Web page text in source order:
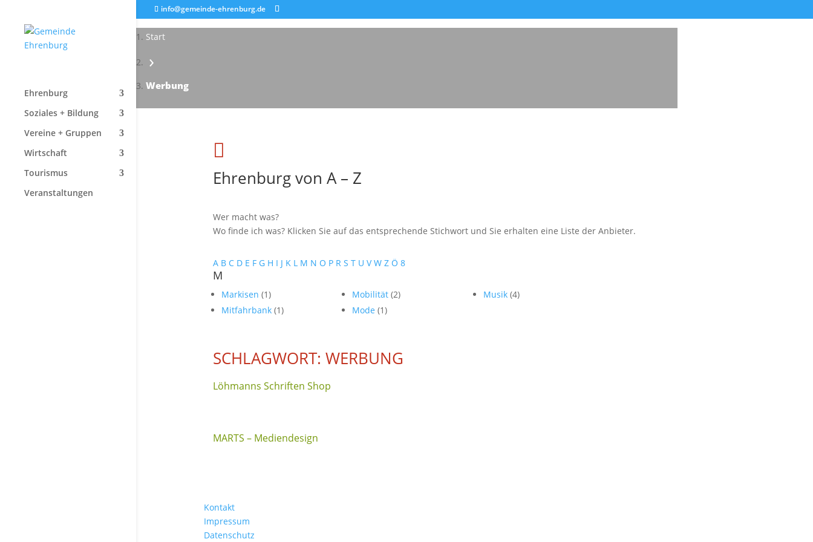
info@gemeinde-ehrenburg.de
Ehrenburg
Soziales + Bildung
Vereine + Gruppen
Wirtschaft
Tourismus
Veranstaltungen
Start
›
Werbung

Ehrenburg von A – Z
Wer macht was?
Wo finde ich was? Klicken Sie auf das entsprechende Stichwort und Sie erhalten eine Liste der Anbieter.
A B C D E F G H I J K L M N O P R S T U V W Z Ö 8
M
Markisen (1)
Mitfahrbank (1)
Mobilität(2)
Mode(1)
Musik (4)
SCHLAGWORT: WERBUNG
Löhmanns Schriften Shop
MARTS – Mediendesign
Kontakt
Impressum
Datenschutz